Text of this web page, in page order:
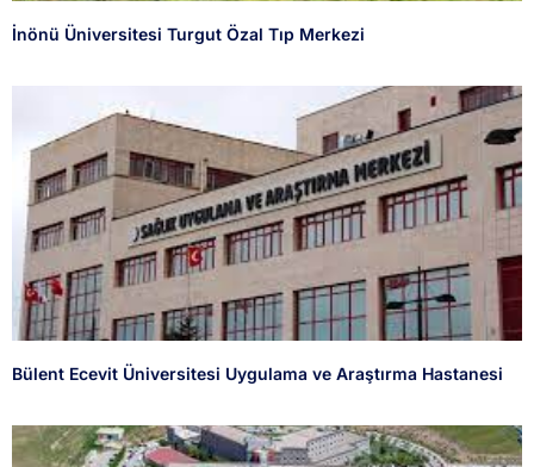
İnönü Üniversitesi Turgut Özal Tıp Merkezi
Bülent Ecevit Üniversitesi Uygulama ve Araştırma Hastanesi